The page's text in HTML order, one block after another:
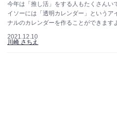
今年は「推し活」をする人もたくさんい
イソーには「透明カレンダー」というア
ナルのカレンダーを作ることができます
2021.12.10
川崎 さちえ